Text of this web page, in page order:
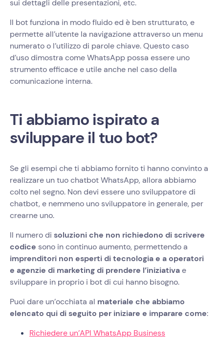
sui dettagli delle presentazioni, etc.
Il bot funziona in modo fluido ed è ben strutturato, e
permette all’utente la navigazione attraverso un menu
numerato o l’utilizzo di parole chiave. Questo caso
d’uso dimostra come WhatsApp possa essere uno
strumento efficace e utile anche nel caso della
comunicazione interna.
Ti abbiamo ispirato a
sviluppare il tuo bot?
Se gli esempi che ti abbiamo fornito ti hanno convinto a
realizzare un tuo chatbot WhatsApp, allora abbiamo
colto nel segno. Non devi essere uno sviluppatore di
chatbot, e nemmeno uno sviluppatore in generale, per
crearne uno.
Il numero di soluzioni che non richiedono di scrivere
codice sono in continuo aumento, permettendo a
imprenditori non esperti di tecnologia e a operatori
e agenzie di marketing di prendere l’iniziativae
sviluppare in proprio i bot di cui hanno bisogno.
Puoi dare un’occhiata al materiale che abbiamo
elencato qui di seguito per iniziare e imparare come:
Richiedere un’API WhatsApp Business